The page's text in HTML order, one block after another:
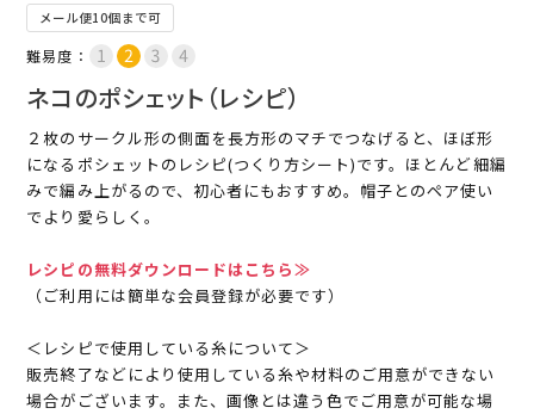
メール便10個まで可
難易度：
ネコのポシェット（レシピ）
２枚のサークル形の側面を長方形のマチでつなげると、ほぼ形
になるポシェットのレシピ(つくり方シート)です。ほとんど細編
みで編み上がるので、初心者にもおすすめ。帽子とのペア使い
でより愛らしく。
レシピの無料ダウンロードはこちら≫
（ご利用には簡単な会員登録が必要です）
＜レシピで使用している糸について＞
販売終了などにより使用している糸や材料のご用意ができない
場合がございます。また、画像とは違う色でご用意が可能な場